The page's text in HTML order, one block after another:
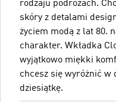
rodzaju podróżach.
skóry z detalami
życiem modą z lat 80.
charakter. Wkładka
wyjątkowo miękki
chcesz się wyróżnić w
dziesiątkę.